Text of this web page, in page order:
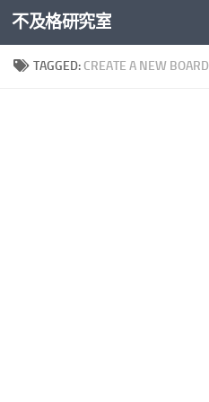
Skip to content
不及格研究室
TAGGED: CREATE A NEW BOARD